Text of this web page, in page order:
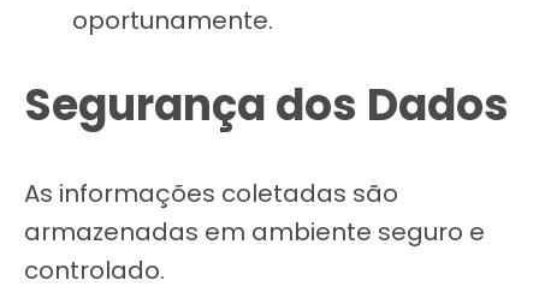
oportunamente.
Segurança dos Dados
As informações coletadas são
armazenadas em ambiente seguro e
controlado.